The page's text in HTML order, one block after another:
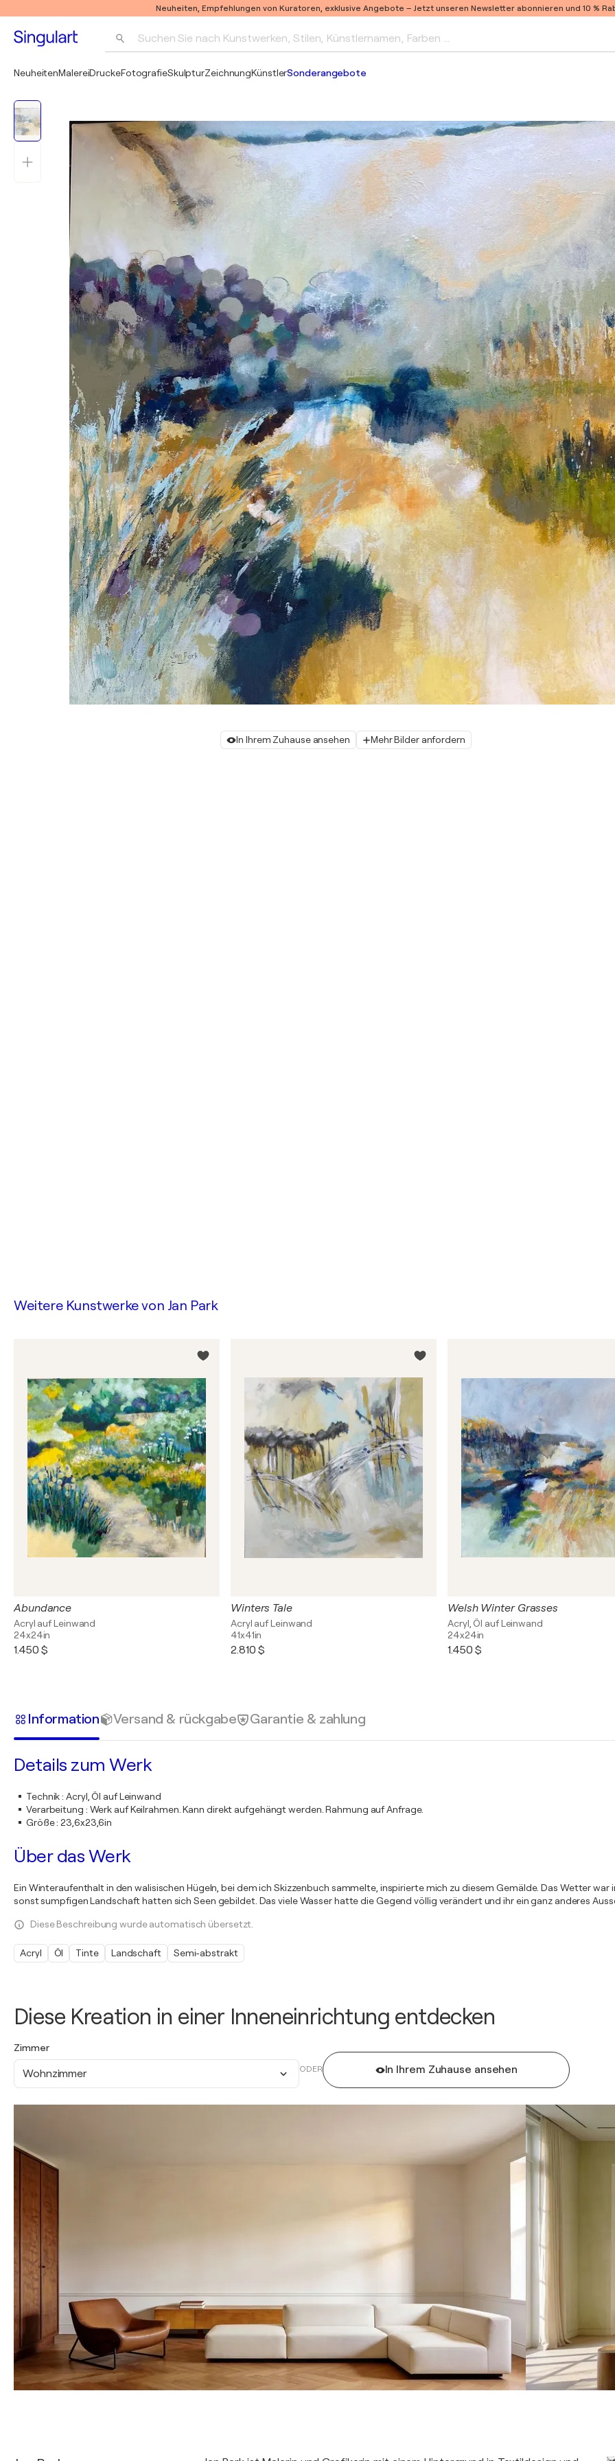
Neuheiten, Empfehlungen von Kuratoren, exklusive Angebote – Jetzt unseren Newsletter abonnieren und 10 %
Suchen Sie nach Kunstwerken, Stilen, Künstlernamen, Farben …
NeuheitenMalereiDruckeFotografieSkulpturZeichnungKünstlerSonderangebote
In Ihrem Zuhause ansehen Mehr Bilder anfordern
Diese Kreation in einer Inneneinrichtung entdecken
Zimmer
Wohnzimmer ODER In Ihrem Zuhause ansehen
Weitere Kunstwerke von Jan Park
Abundance
Acryl auf Leinwand
24x24in
1.450 $
Winters Tale
Acryl auf Leinwand
41x41in
2.810 $
Welsh Winter Grasses
Acryl, Öl auf Leinwand
24x24in
1.450 $
Information Versand & rückgabe Garantie & zahlung
Details zum Werk
Technik:Acryl, Öl auf Leinwand
Verarbeitung : Werk auf Keilrahmen. Kann direkt aufgehängt werden. Rahmung auf Anfrage.
Größe: 23,6x23,6in
Über das Werk
Ein Winteraufenthalt in den walisischen Hügeln, bei dem ich Skizzenbuch sammelte, inspirierte mich zu diesem Gemälde. Das Wetter
sonst sumpfigen Landschaft hatten sich Seen gebildet. Das viele Wasser hatte die Gegend völlig verändert und ihr ein ganz anderes
Diese Beschreibung wurde automatisch übersetzt.
Acryl Öl Tinte Landschaft Semi-abstrakt